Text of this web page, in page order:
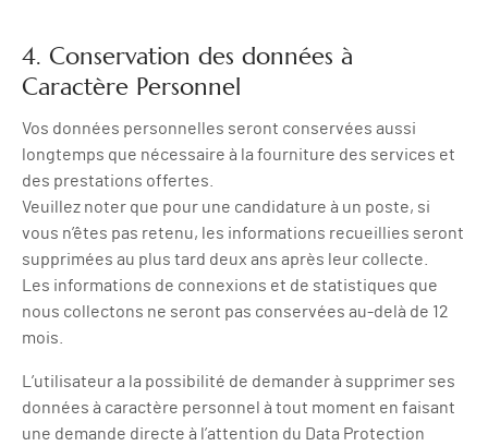
4. Conservation des données à
Caractère Personnel
Vos données personnelles seront conservées aussi
longtemps que nécessaire à la fourniture des services et
des prestations offertes.
Veuillez noter que pour une candidature à un poste, si
vous n’êtes pas retenu, les informations recueillies seront
supprimées au plus tard deux ans après leur collecte.
Les informations de connexions et de statistiques que
nous collectons ne seront pas conservées au-delà de 12
mois.
L’utilisateur a la possibilité de demander à supprimer ses
données à caractère personnel à tout moment en faisant
une demande directe à l’attention du Data Protection